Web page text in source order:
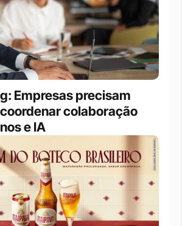
Empresas precisam
colaboração
e IA